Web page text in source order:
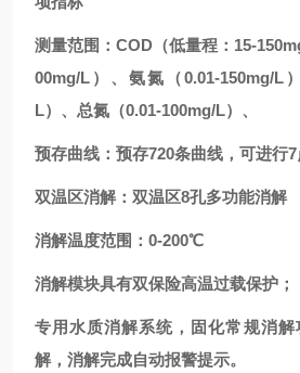
测量范围：COD（低量程：15-
00mg/L）、氨氮（0.01-150mg/L
L）、总氮（0.01-100mg/L）、
预存曲线：预存720条曲线，可进行
双温区消解：双温区8孔多功能消解
消解温度范围：0-200℃
消解模块具有双保险高温过载保护；
专用水质消解系统，固化常规消
解，消解完成自动报警提示。